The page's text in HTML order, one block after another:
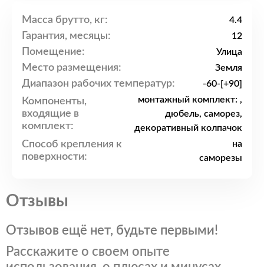
Масса брутто, кг: 4.4
Гарантия, месяцы: 12
Помещение: Улица
Место размещения: Земля
Диапазон рабочих температур: -60-[+90]
Компоненты,
входящие в
комплект:
монтажный комплект: ,
дюбель, саморез,
декоративный колпачок
Способ крепления к
поверхности:
на
саморезы
Отзывы
Отзывов ещё нет, будьте первыми!
Расскажите о своем опыте